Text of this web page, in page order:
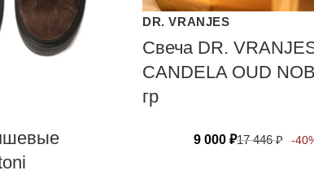
DR. VRANJES
Свеча DR.
CANDELA OUD
гр
9 000 ₽17 446₽ -